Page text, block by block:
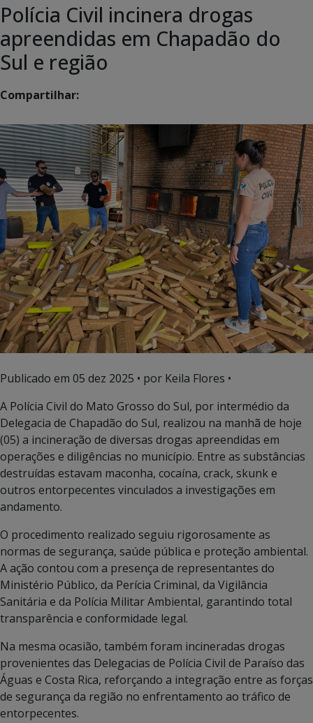
Polícia Civil incinera drogas
apreendidas em Chapadão do
Sul e região
Compartilhar:
Publicado em 05 dez 2025 • por Keila Flores •
A Polícia Civil do Mato Grosso do Sul, por intermédio da
Delegacia de Chapadão do Sul, realizou na manhã de hoje
(05) a incineração de diversas drogas apreendidas em
operações e diligências no município. Entre as substâncias
destruídas estavam maconha, cocaína, crack, skunk e
outros entorpecentes vinculados a investigações em
andamento.
O procedimento realizado seguiu rigorosamente as
normas de segurança, saúde pública e proteção ambiental.
A ação contou com a presença de representantes do
Ministério Público, da Perícia Criminal, da Vigilância
Sanitária e da Polícia Militar Ambiental, garantindo total
transparência e conformidade legal.
Na mesma ocasião, também foram incineradas drogas
provenientes das Delegacias de Polícia Civil de Paraíso das
Águas e Costa Rica, reforçando a integração entre as forças
de segurança da região no enfrentamento ao tráfico de
entorpecentes.